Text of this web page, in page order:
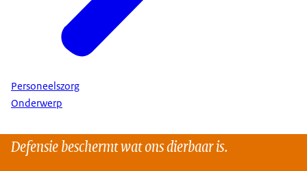
Personeelszorg
Onderwerp
Defensie beschermt wat ons dierbaar is.